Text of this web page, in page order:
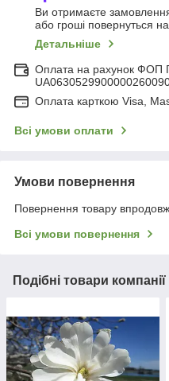
Ви отримаєте
або гроші повернуться
Детальніше
Оплата на рахунок ФОП
Оплата карткою Visa,
Всі умови оплати
Умови повернення
Повернення товару
Всі умови повернення
Подібні товари компанії